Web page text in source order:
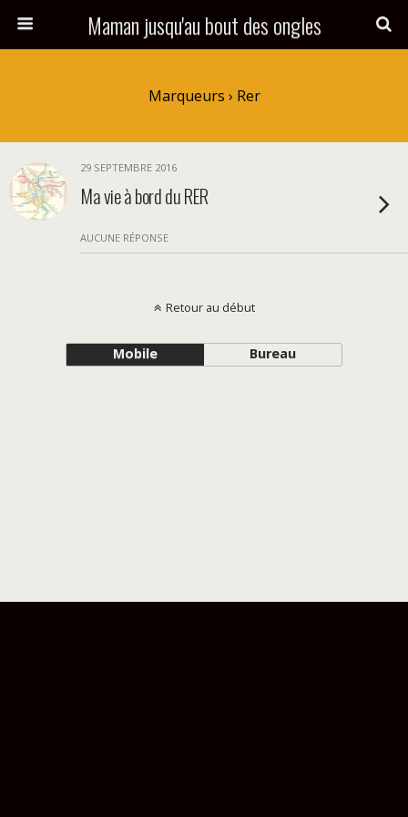
Maman jusqu'au bout des ongles
Marqueurs › Rer
29 SEPTEMBRE 2016
Ma vie à bord du RER
AUCUNE RÉPONSE
Retour au début
Mobile Bureau